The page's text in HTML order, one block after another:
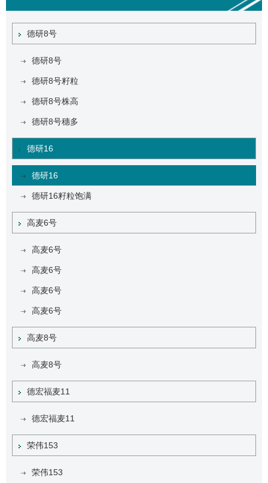
德研8号
德研8号
德研8号籽粒
德研8号株高
德研8号穗多
德研16
德研16
德研16籽粒饱满
高麦6号
高麦6号
高麦6号
高麦6号
高麦6号
高麦8号
高麦8号
德宏福麦11
德宏福麦11
荣伟153
荣伟153